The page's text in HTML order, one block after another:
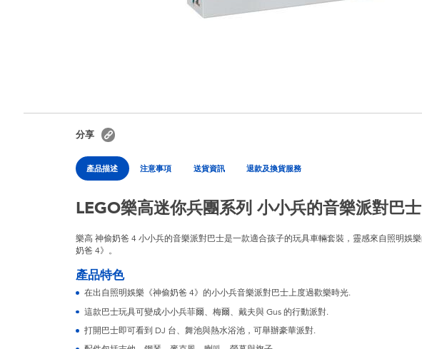
分享
產品描述 注意事項 送貨資訊 退款及換貨服務
LEGO樂高迷你兵團系列 小小兵的音樂派對巴
樂高 神偷奶爸 4 小小兵的音樂派對巴士是一款適合孩子的玩具車輛套裝，靈感來自照明娛
奶爸 4》。
產品特色
在出自照明娛樂《神偷奶爸 4》的小小兵音樂派對巴士上度過歡樂時光.
這款巴士玩具可變成小小兵菲爾、梅爾、戴夫與 Gus 的行動派對.
打開巴士即可看到 DJ 台、舞池與熱水浴池，可舉辦豪華派對.